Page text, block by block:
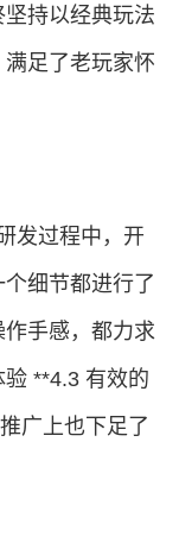
持以经典玩法
足了老玩家怀
发过程中，开
细节都进行了
手感，都力求
**4.3 有效的
广上也下足了